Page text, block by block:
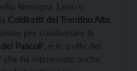
Romagna, Lazio e
Coldiretti del Trentino Alto
per condannare la
Pascoli“, e le truffe dei
che ha interessato anche